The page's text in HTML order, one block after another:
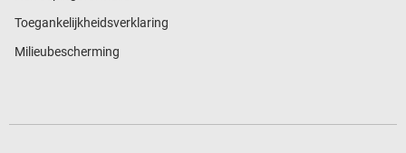
Toegankelijkheidsverklaring
Milieubescherming